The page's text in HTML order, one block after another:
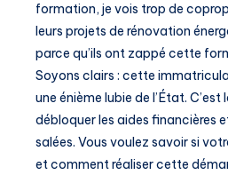
formation, je vois trop de
leurs projets de rénovation
parce qu’ils ont zappé cette
Soyons clairs : cette
une énième lubie de l’État.
débloquer les aides financières
salées. Vous voulez savoir si
et comment réaliser cette